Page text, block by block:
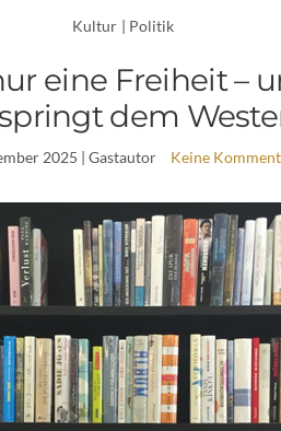
Kultur | Politik
eine Freiheit –
dem
2025 | Gastautor Keine